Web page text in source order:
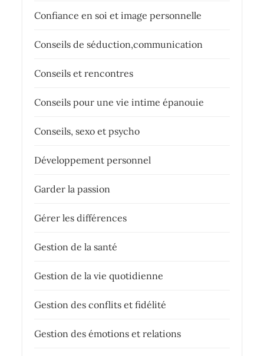
Confiance en soi et image personnelle
Conseils de séduction,communication
Conseils et rencontres
Conseils pour une vie intime épanouie
Conseils, sexo et psycho
Développement personnel
Garder la passion
Gérer les différences
Gestion de la santé
Gestion de la vie quotidienne
Gestion des conflits et fidélité
Gestion des émotions et relations